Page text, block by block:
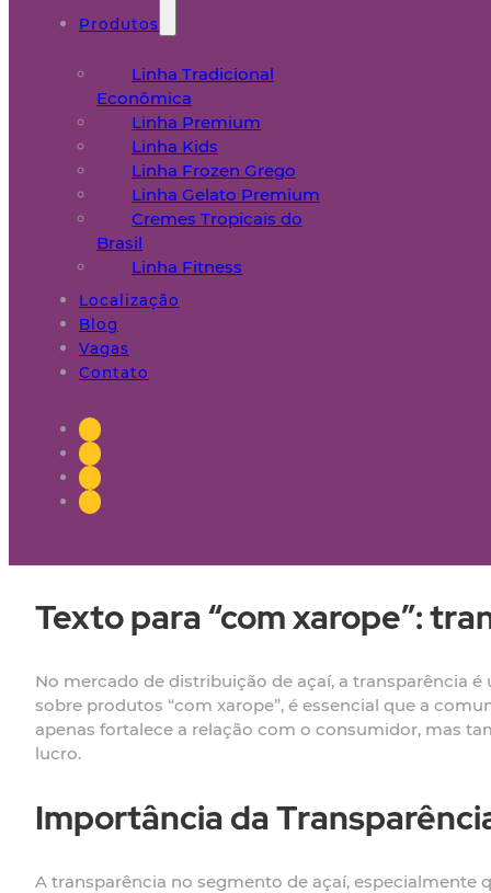
Produtos
Linha Tradicional
Econômica
Linha Premium
Linha Kids
Linha Frozen Grego
Linha Gelato Premium
Cremes Tropicais do
Brasil
Linha Fitness
Localização
Blog
Vagas
Contato
Texto para “com xarope”:
No mercado de distribuição de açaí, a transparência
sobre produtos “com xarope”, é essencial que a
apenas fortalece a relação com o consumidor, mas
lucro.
Importância da
A transparência no segmento de açaí, especialmente